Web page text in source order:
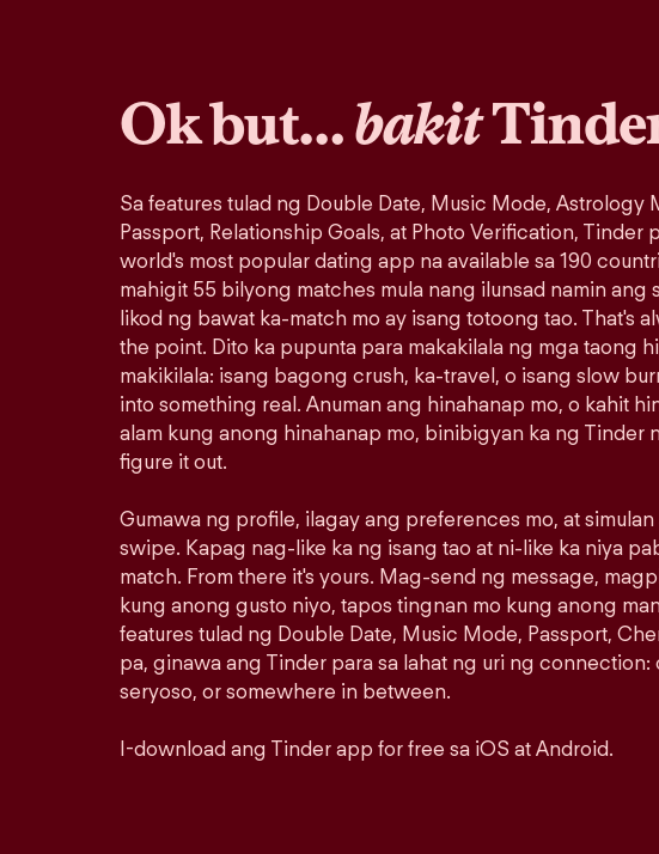
Ok but…bakit
Sa features tulad ng Double Date, Music Mode, Astrology
Passport, Relationship Goals, at Photo Verification, Tinder
world's most popular dating app na available sa 190
mahigit 55 bilyong matches mula nang ilunsad namin ang
likod ng bawat ka-match mo ay isang totoong tao. That's
the point. Dito ka pupunta para makakilala ng mga taong
makikilala: isang bagong crush, ka-travel, o isang slow
into something real. Anuman ang hinahanap mo, o kahit
alam kung anong hinahanap mo, binibigyan ka ng Tinder
figure it out.
Gumawa ng profile, ilagay ang preferences mo, at
swipe. Kapag nag-like ka ng isang tao at ni-like ka niya
match. From there it's yours. Mag-send ng message,
kung anong gusto niyo, tapos tingnan mo kung anong
features tulad ng Double Date, Music Mode, Passport,
pa, ginawa ang Tinder para sa lahat ng uri ng connection:
seryoso, or somewhere in between.
I-download ang Tinder app for free sa iOS at Android.